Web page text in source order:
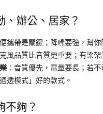
、辦公、居家？
攜帶是關鍵；降噪要強，幫
克風品質比音質更重要；有梁
：音質優先，電量要長；若
透模式」好的款式。
不夠？